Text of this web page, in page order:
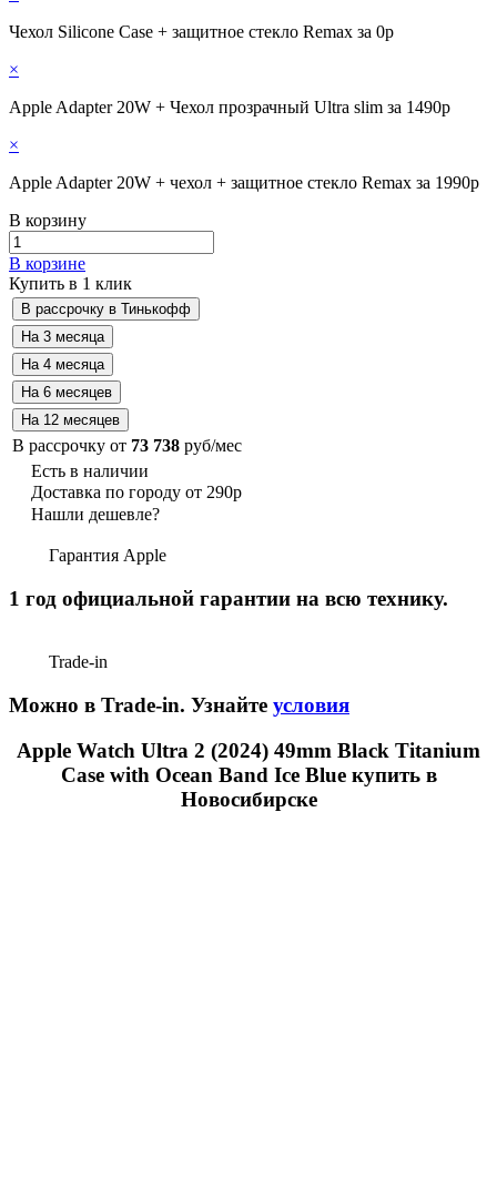
Чехол Silicone Case + защитное стекло Remax за 0р
×
Apple Adapter 20W + Чехол прозрачный Ultra slim за 1490р
×
Apple Adapter 20W + чехол + защитное стекло Remax за 1990р
В корзину
В корзине
Купить в 1 клик
В рассрочку от 73 738 руб/мес
Есть в наличии
Доставка по городу от 290р
Нашли дешевле?
Гарантия Apple
1 год официальной гарантии на всю технику.
Trade-in
Можно в Trade-in. Узнайте условия
Apple Watch Ultra 2 (2024) 49mm Black Titanium
Case with Ocean Band Ice Blue купить в
Новосибирске